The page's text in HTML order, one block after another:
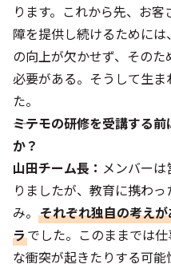
ります。これから先、お
障を提供し続けるために
の向上が欠かせず、その
必要がある。そうして生
た。
――ミテモの研修を受講する
か？
山田チーム長： メンバー
りましたが、教育に携わ
み。 それぞれ独自の考え
ラでした。このままでは
な衝突が起きたりする可